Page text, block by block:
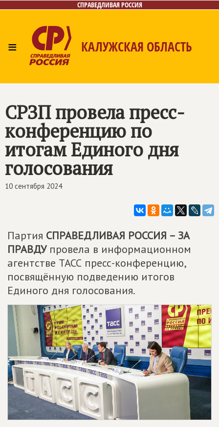
СПРАВЕДЛИВАЯ РОССИЯ
≡ КАЛУЖСКАЯ ОБЛАСТЬ
СРЗП провела пресс-
конференцию по
итогам Единого дня
голосования
10 сентября 2024
Партия СПРАВЕДЛИВАЯ РОССИЯ – ЗА
ПРАВДУпровела в информационном
агентстве ТАСС пресс-конференцию,
посвящённую подведению итогов
Единого дня голосования.